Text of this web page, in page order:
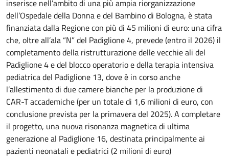
inserisce nell’ambito di una più ampia riorganizzazione
dell’Ospedale della Donna e del Bambino di Bologna, è stata
finanziata dalla Regione con più di 45 milioni di euro: una cifra
che, oltre all’ala “N” del Padiglione 4, prevede (entro il 2026) il
completamento della ristrutturazione delle vecchie ali del
Padiglione 4 e del blocco operatorio e della terapia intensiva
pediatrica del Padiglione 13, dove è in corso anche
l’allestimento di due camere bianche per la produzione di
CAR-T accademiche (per un totale di 1,6 milioni di euro, con
conclusione prevista per la primavera del 2025). A completare
il progetto, una nuova risonanza magnetica di ultima
generazione al Padiglione 16, destinata principalmente ai
pazienti neonatali e pediatrici (2 milioni di euro)